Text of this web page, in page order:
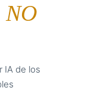
NO
IA de los